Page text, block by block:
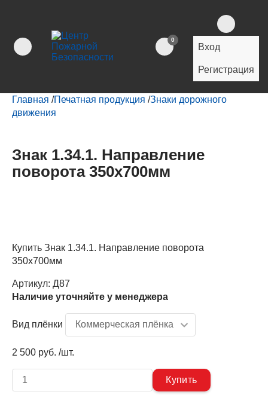
0
Вход
Регистрация
Главная /Печатная продукция /Знаки дорожного
движения
Знак 1.34.1. Направление
поворота 350х700мм
Купить Знак 1.34.1. Направление поворота
350х700мм
Артикул: Д87
Наличие уточняйте у менеджера
Вид плёнки
2 500 руб. /шт.